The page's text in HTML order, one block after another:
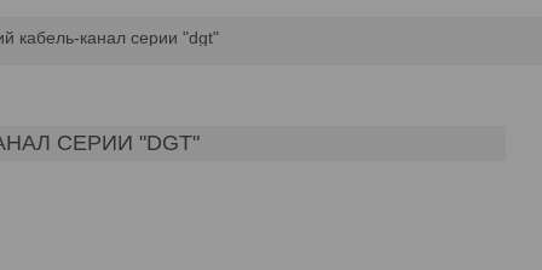
кабель-канал серии "dgt"
СЕРИИ "DGT"